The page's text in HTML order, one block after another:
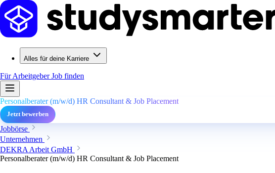
Alles für deine Karriere
Für ArbeitgeberJob finden
Personalberater (m/w/d) HR Consultant & Job Placement
Jetzt bewerben
Jobbörse
Unternehmen
DEKRA Arbeit GmbH
Personalberater (m/w/d) HR Consultant & Job Placement